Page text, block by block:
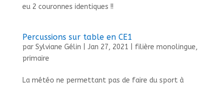
eu 2 couronnes identiques !!
Percussions sur table en CE1
par Sylviane Gélin Jan 27, 2021 filière monolingue,
primaire
La météo ne permettant pas de faire du sport à